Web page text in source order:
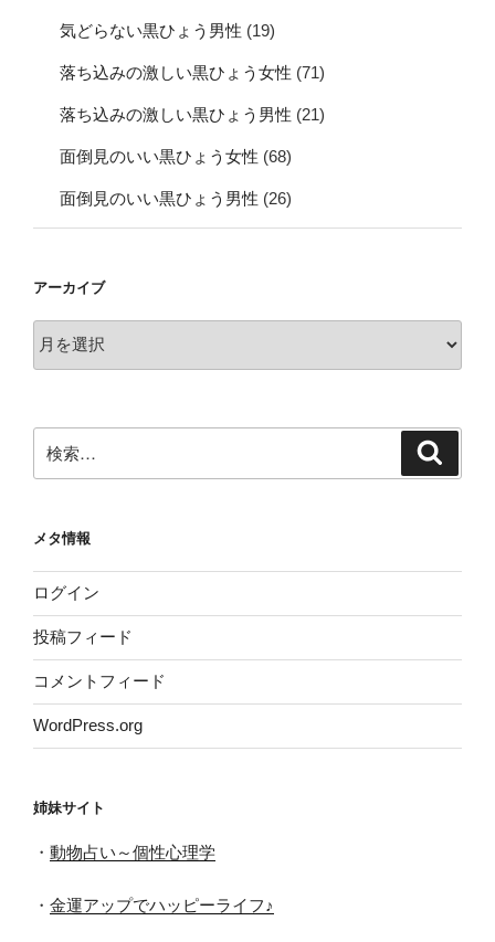
気どらない黒ひょう男性 (19)
落ち込みの激しい黒ひょう女性 (71)
落ち込みの激しい黒ひょう男性 (21)
面倒見のいい黒ひょう女性 (68)
面倒見のいい黒ひょう男性 (26)
アーカイブ
ー
索:
メタ情報
ログイン
投稿フィード
コメントフィード
WordPress.org
姉妹サイト
・ 動物占い～個性心理学
・ 金運アップでハッピーライフ♪